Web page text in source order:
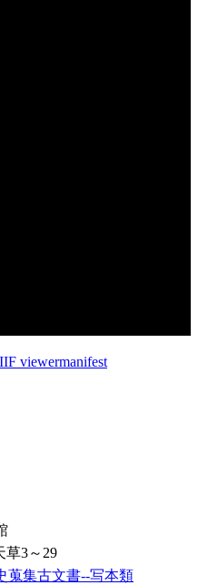
manifest
草3～29
蒐集古文書--写本類